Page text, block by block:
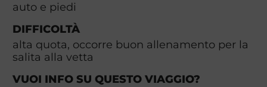
auto e piedi
DIFFICOLTÀ
alta quota, occorre buon allenamento per la
salita alla vetta
VUOI INFO SU QUESTO VIAGGIO?